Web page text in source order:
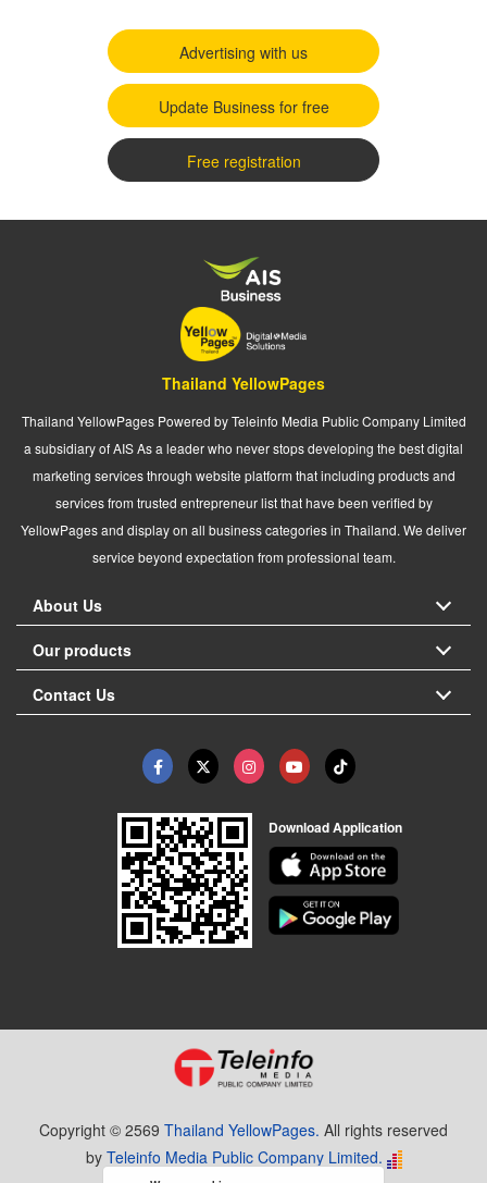
Advertising with us
Update Business for free
Free registration
Thailand YellowPages
Thailand YellowPages Powered by Teleinfo Media Public Company Limited
a subsidiary of AIS As a leader who never stops developing the best digital
marketing services through website platform that including products and
services from trusted entrepreneur list that have been verified by
YellowPages and display on all business categories in Thailand. We deliver
service beyond expectation from professional team.
About Us
Our products
Contact Us
Download Application
Copyright © 2569 Thailand YellowPages. All rights reserved
by Teleinfo Media Public Company Limited.